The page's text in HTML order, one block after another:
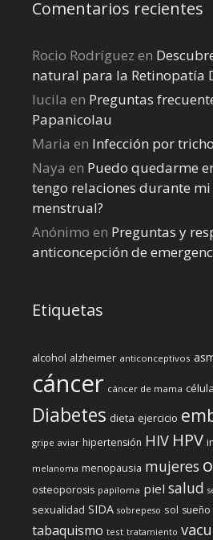
Comentarios recientes
Rocio Rodríguez en
natural para la Retinopatía
lucila en Preguntas
Papanicolau
Maria en Infección por
Naya en Puedo quedarme
tengo relaciones durante
menstrual?
Anónimo en Preguntas y
anticoncepción de
Etiquetas
alcohol alzheimer anticonceptivos
cáncer cáncer de mama
Diabetes dieta ejercicio
gripe aviar hipertensión HIV HPV
melanoma menopausia mujeres
osteoporosis papiloma piel salud
sexualidad SIDA sobrepeso sol sueño
tabaquismo test tratamiento